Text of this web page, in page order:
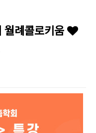
례콜로키움